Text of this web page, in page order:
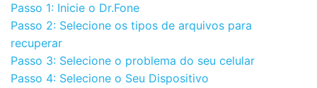
Passo 1: Inicie o Dr.Fone
Passo 2: Selecione os tipos de arquivos para
recuperar
Passo 3: Selecione o problema do seu celular
Passo 4: Selecione o Seu Dispositivo